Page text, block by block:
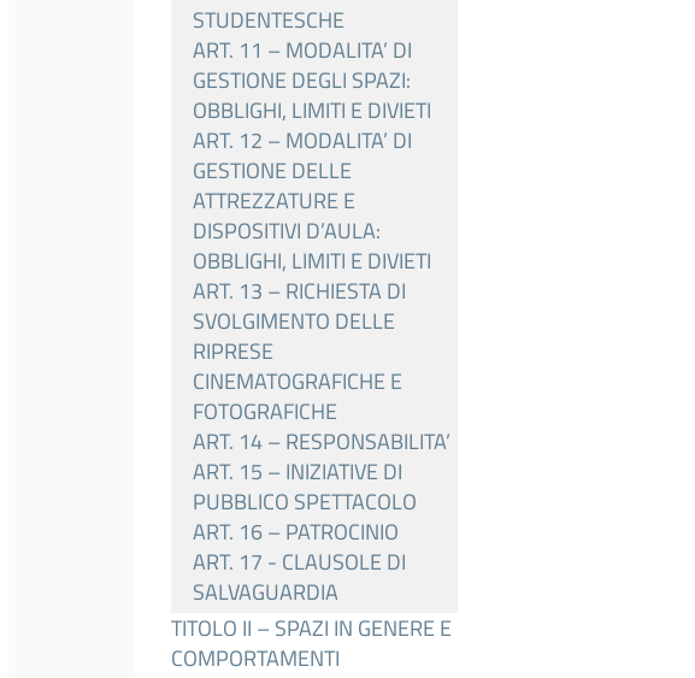
STUDENTESCHE
ART. 11 – MODALITA’ DI
GESTIONE DEGLI SPAZI:
OBBLIGHI, LIMITI E DIVIETI
ART. 12 – MODALITA’ DI
GESTIONE DELLE
ATTREZZATURE E
DISPOSITIVI D’AULA:
OBBLIGHI, LIMITI E DIVIETI
ART. 13 – RICHIESTA DI
SVOLGIMENTO DELLE
RIPRESE
CINEMATOGRAFICHE E
FOTOGRAFICHE
ART. 14 – RESPONSABILITA’
ART. 15 – INIZIATIVE DI
PUBBLICO SPETTACOLO
ART. 16 – PATROCINIO
ART. 17 - CLAUSOLE DI
SALVAGUARDIA
TITOLO II – SPAZI IN GENERE E
COMPORTAMENTI